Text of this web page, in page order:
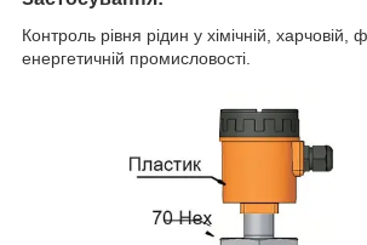
Контроль рівня рідин у хімічній, харчовій,
енергетичній промисловості.